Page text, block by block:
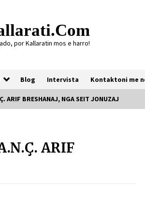
por Kallaratin mos e harro!
Blog Intervista Kontaktoni me
ARIF BRESHANAJ, NGA SEIT JONUZAJ
ARIF